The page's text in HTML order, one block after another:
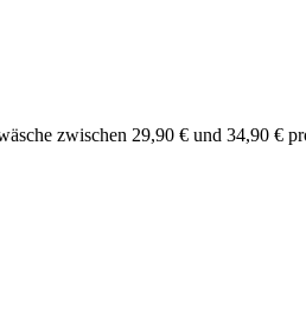
zwischen 29,90 € und 34,90 €